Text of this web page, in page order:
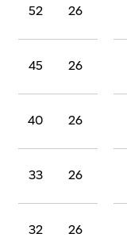
26
52
26
45
26
40
26
33
26
32